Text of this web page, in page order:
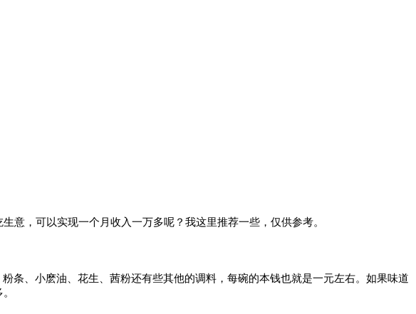
意，可以实现一个月收入一万多呢？我这里推荐一些，仅供参考。
条、小麽油、花生、茜粉还有些其他的调料，每碗的本钱也就是一元左右。如果味道